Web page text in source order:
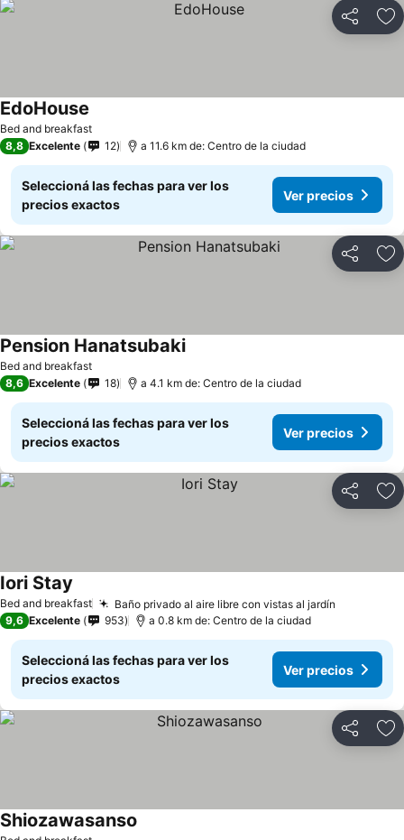
Compartir
Bed and breakfast
EdoHouse
8,8 Excelente 12 a 11.6 km de: Centro de la ciudad
Seleccioná las fechas para ver los
precios exactos
Ver precios
Compartir
Bed and breakfast
Pension Hanatsubaki
8,6 Excelente 18 a 4.1 km de: Centro de la ciudad
Seleccioná las fechas para ver los
precios exactos
Ver precios
Compartir
Bed and breakfast Baño privado al aire libre con vistas al jardín
Iori Stay
9,6 Excelente 953 a 0.8 km de: Centro de la ciudad
Seleccioná las fechas para ver los
precios exactos
Ver precios
Compartir
Shiozawasanso